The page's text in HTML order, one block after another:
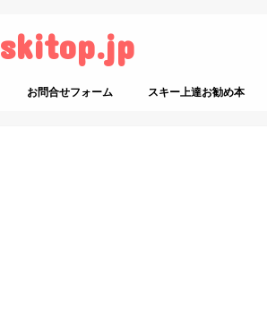
skitop.jp
お問合せフォーム スキー上達お勧め本